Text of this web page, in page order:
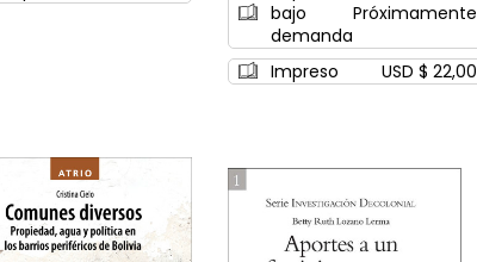
bajo
demanda
Próximamente
Impreso USD $ 22,00